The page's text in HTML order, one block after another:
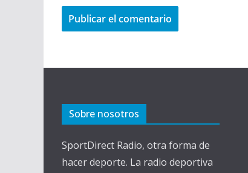
Sobre nosotros
SportDirect Radio, otra forma de
hacer deporte. La radio deportiva